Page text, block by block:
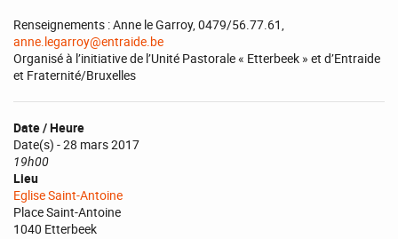
Renseignements : Anne le Garroy, 0479/56.77.61,
anne.legarroy@entraide.be
Organisé à l’initiative de l’Unité Pastorale « Etterbeek » et d’Entraide
et Fraternité/Bruxelles
Date / Heure
Date(s) - 28 mars 2017
19h00
Lieu
Eglise Saint-Antoine
Place Saint-Antoine
1040 Etterbeek